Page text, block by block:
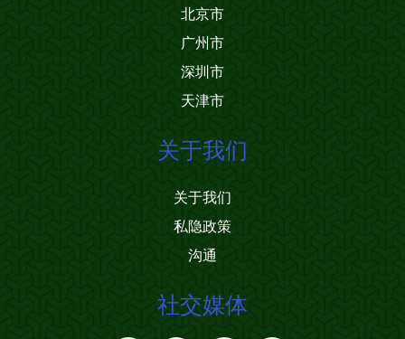
北京市
广州市
深圳市
天津市
关于我们
关于我们
私隐政策
沟通
社交媒体